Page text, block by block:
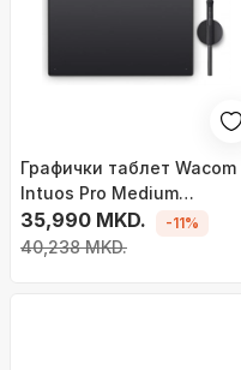
Графички таблет Wacom
Intuos Pro Medium
PTK670K0B, 263 x 148 mm,
USB Bluetooth, црн
35,990 MKD.
40,238 MKD.
-11%